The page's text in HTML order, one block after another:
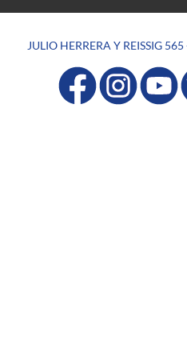
JULIO HERRERA Y REISSIG